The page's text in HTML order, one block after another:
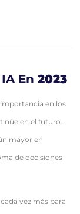
En 2023
en los
en el futuro.
mayor en
de decisiones
vez más para